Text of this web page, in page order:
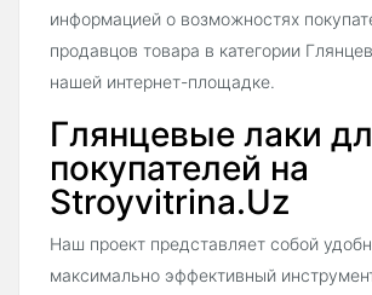
информацией о возможностях
продавцов товара в категории
нашей интернет-площадке.
Глянцевые лаки
покупателей на
Stroyvitrina.Uz
Наш проект представляет собой
максимально эффективный